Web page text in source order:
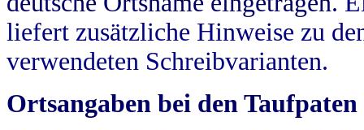
liefert zusätzliche Hinweise zu
verwendeten Schreibvarianten.
Ortsangaben bei den Taufpaten